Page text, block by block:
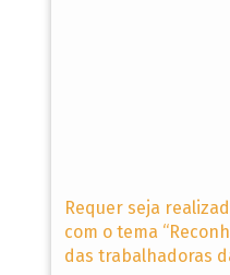
Requer seja
com o tema
das trabalhadoras